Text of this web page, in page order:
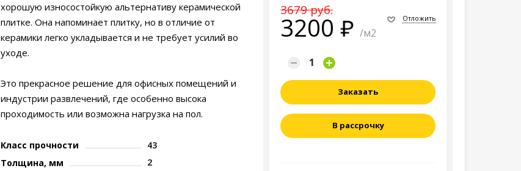
3679 руб.
3200 /м2
Отложить
Заказать
В рассрочку
хорошую износостойкую альтернативу керамической
плитке. Она напоминает плитку, но в отличие от
керамики легко укладывается и не требует усилий во
уходе.
Это прекрасное решение для офисных помещений и
индустрии развлечений, где особенно высока
проходимость или возможна нагрузка на пол.
Класс прочности
43
Толщина, мм
2